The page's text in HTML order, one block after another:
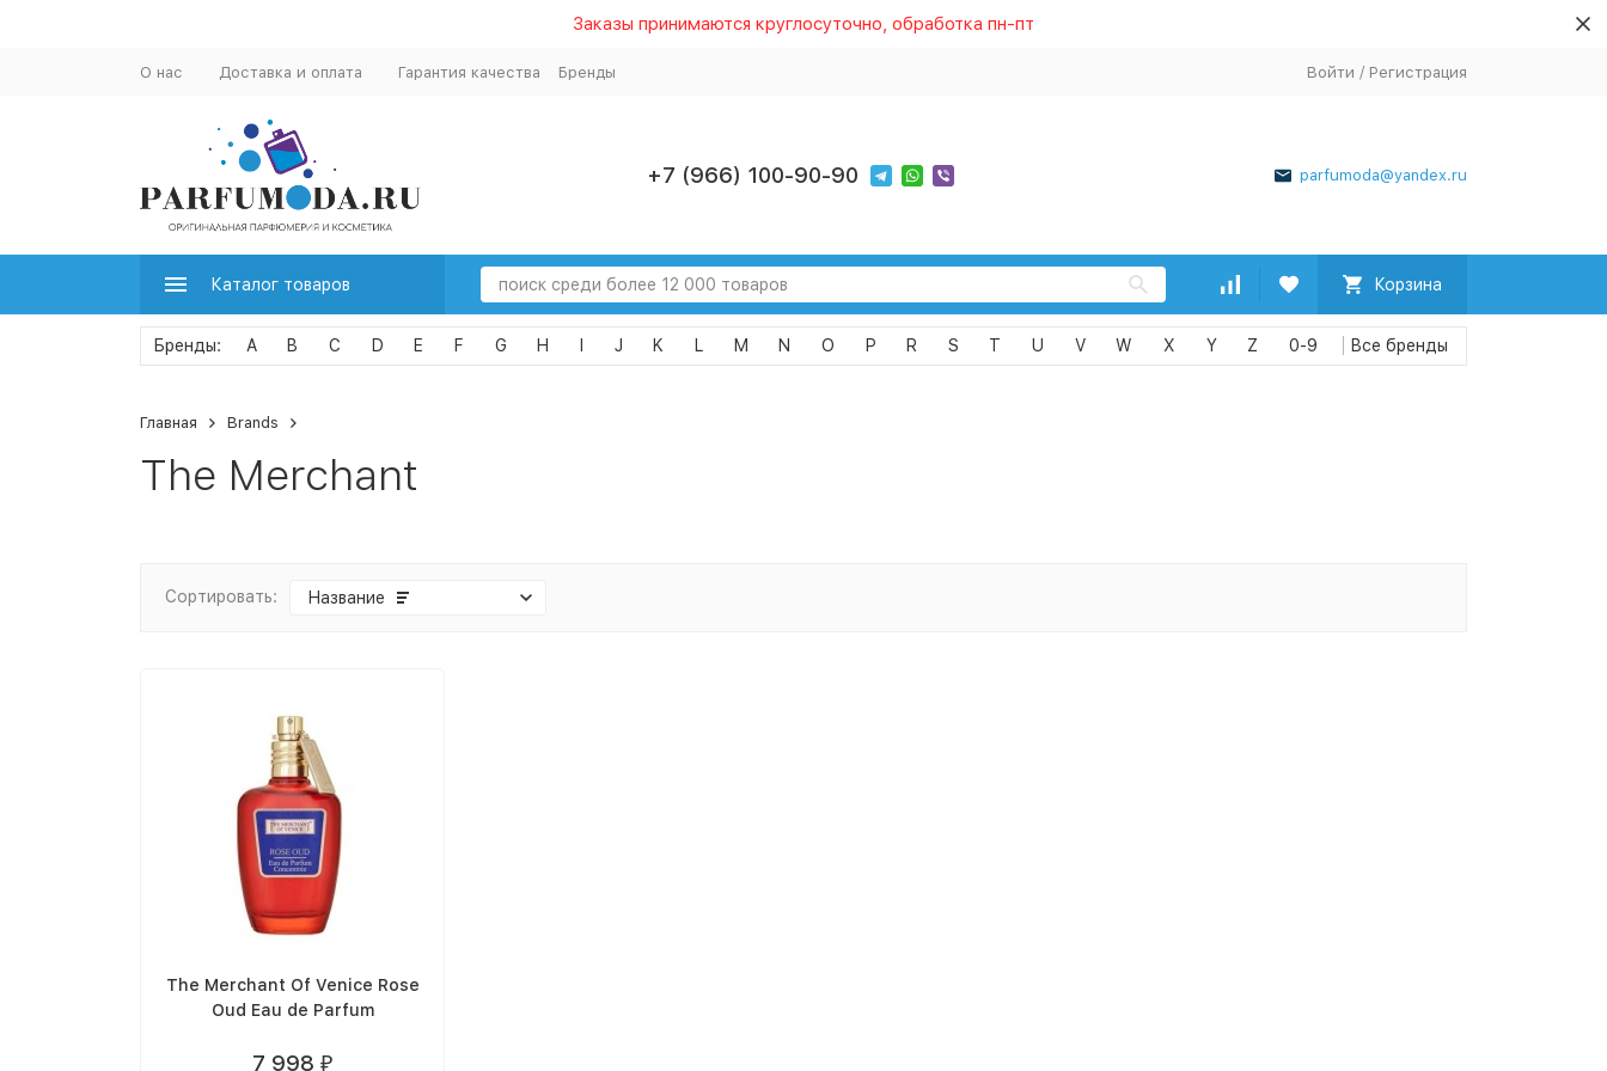
Заказы принимаются круглосуточно, обработка пн-пт
О нас Доставка и оплата Гарантия качества Бренды Войти / Регистрация
+7 (966) 100-90-90 parfumoda@yandex.ru
Каталог товаров Корзина
A B C D E F G H J K L M N O P R S T U V W X Y Z 0-9
Главная Brands
The Merchant
Сортировать: Название
The Merchant Of Venice Rose
Oud Eau de Parfum
7 998 ₽